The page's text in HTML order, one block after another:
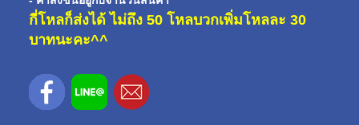
กี่โหลก็ส่งได้ ไม่ถึง 50 โหลบวกเพิ่มโหลละ 30
บาทนะคะ^^